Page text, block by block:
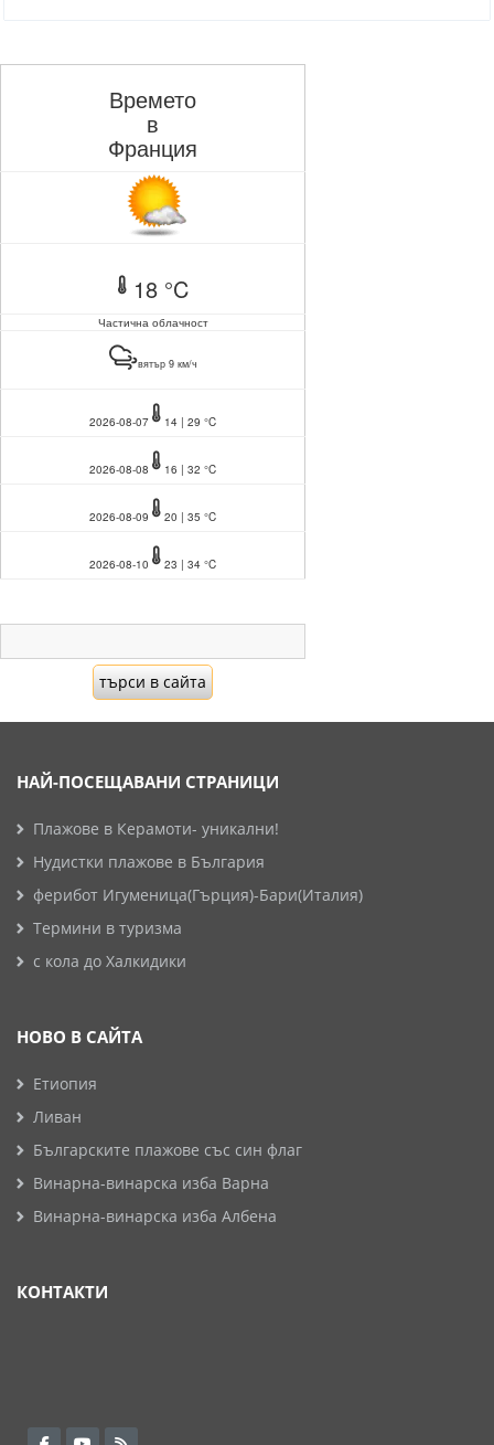
Времето
в
Франция
18 °C
Частична облачност
вятър 9 км/ч
2026-08-07 14 | 29 °C
2026-08-08 16 | 32 °C
2026-08-09 20 | 35 °C
2026-08-10 23 | 34 °C
НАЙ-ПОСЕЩАВАНИ СТРАНИЦИ
Плажове в Керамоти- уникални!
Нудистки плажове в България
ферибот Игуменица(Гърция)-Бари(Италия)
Термини в туризма
с кола до Халкидики
НОВО В САЙТА
Етиопия
Ливан
Българските плажове със син флаг
Винарна-винарска изба Варна
Винарна-винарска изба Албена
КОНТАКТИ